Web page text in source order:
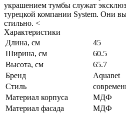
украшением тумбы служат
турецкой компании System. Они
стильно. <
Характеристики
Длина, см
45
Ширина, см
60.5
Высота, см
65.7
Бренд
Aquanet
Стиль
Материал корпуса
МДФ
Материал фасада
МДФ